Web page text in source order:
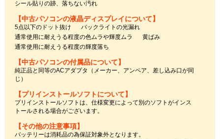
シール貼りの跡、落ちない汚れ
【中古パソコンの液晶ディスプレイについて】
5点以下のドット抜け
バックライトの光漏れ
通常使用に耐えうる程度の色ムラや輝度ムラ
黄ばみ
通常使用に耐えうる程度の輝度落ち
【中古パソコンの付属品について】
純正品と同等のACアダプタ（メーカー、アンペア、差し込み口が同
じ）
【プリインストールソフトについて】
プリインストールソフトは、仕様変更によって別のソフトがインス
トールされる場合がございます。
【その他の注意事項】
バッテリーは消耗品の為保証対象外となります。